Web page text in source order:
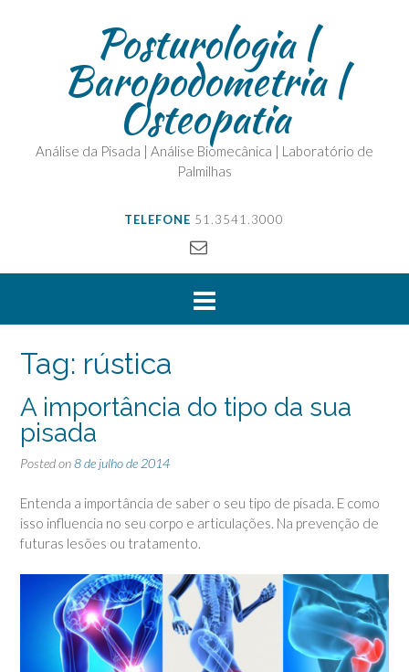
Posturologia |
Baropodometria |
Osteopatia
Análise da Pisada | Análise Biomecânica | Laboratório de
Palmilhas
TELEFONE 51.3541.3000
Tag: rústica
A importância do tipo da sua
pisada
Posted on8 de julho de 2014
Entenda a importância de saber o seu tipo de pisada. E como
isso influencia no seu corpo e articulações. Na prevenção de
futuras lesões ou tratamento.